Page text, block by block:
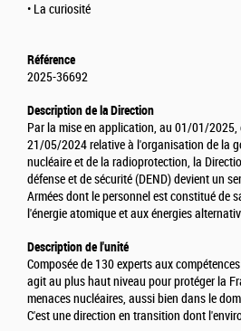
• La curiosité
Référence
2025-36692
Description de la Direction
Par la mise en application, au 01/01/2025,
21/05/2024 relative à l'organisation de la
nucléaire et de la radioprotection, la
défense et de sécurité (DEND) devient un
Armées dont le personnel est constitué de
l'énergie atomique et aux énergies
Description de l'unité
Composée de 130 experts aux
agit au plus haut niveau pour protéger la
menaces nucléaires, aussi bien dans le
C'est une direction en transition dont